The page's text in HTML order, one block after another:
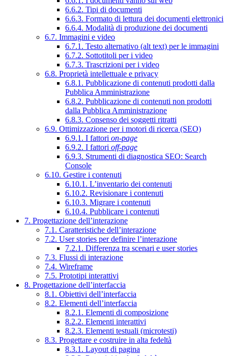
6.6.2. Tipi di documenti
6.6.3. Formato di lettura dei documenti elettronici
6.6.4. Modalità di produzione dei documenti
6.7. Immagini e video
6.7.1. Testo alternativo (alt text) per le immagini
6.7.2. Sottotitoli per i video
6.7.3. Trascrizioni per i video
6.8. Proprietà intellettuale e privacy
6.8.1. Pubblicazione di contenuti prodotti dalla
Pubblica Amministrazione
6.8.2. Pubblicazione di contenuti non prodotti
dalla Pubblica Amministrazione
6.8.3. Consenso dei soggetti ritratti
6.9. Ottimizzazione per i motori di ricerca (SEO)
6.9.1. I fattori on-page
6.9.2. I fattori off-page
6.9.3. Strumenti di diagnostica SEO: Search
Console
6.10. Gestire i contenuti
6.10.1. L’inventario dei contenuti
6.10.2. Revisionare i contenuti
6.10.3. Migrare i contenuti
6.10.4. Pubblicare i contenuti
7. Progettazione dell’interazione
7.1. Caratteristiche dell’interazione
7.2. User stories per definire l’interazione
7.2.1. Differenza tra scenari e user stories
7.3. Flussi di interazione
7.4. Wireframe
7.5. Prototipi interattivi
8. Progettazione dell’interfaccia
8.1. Obiettivi dell’interfaccia
8.2. Elementi dell’interfaccia
8.2.1. Elementi di composizione
8.2.2. Elementi interattivi
8.2.3. Elementi testuali (microtesti)
8.3. Progettare e costruire in alta fedeltà
8.3.1. Layout di pagina